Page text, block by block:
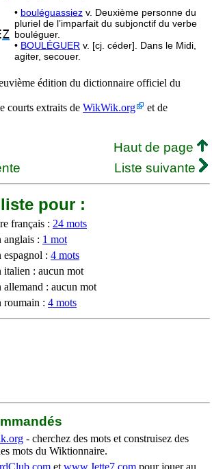
Z
• bouléguassiez v. Deuxième personne du
pluriel de l’imparfait du subjonctif du verbe
bouléguer.
• BOULÉGUER v. [cj. céder]. Dans le Midi,
agiter, secouer.
édition du dictionnaire officiel du
courts extraits de WikWik.org
et de
Haut de page
Liste suivante
pour :
français : 24 mots
anglais : 1 mot
espagnol : 4 mots
italien : aucun mot
allemand : aucun mot
roumain : 4 mots
- cherchez des mots et construisez des
mots du Wiktionnaire.
et www.Jette7.com pour jouer au